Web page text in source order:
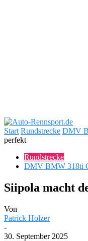
Start Rundstrecke DMV
perfekt
Rundstrecke
DMV BMW 318ti
Siipola macht
Von
Patrick Holzer
-
30. September 2025